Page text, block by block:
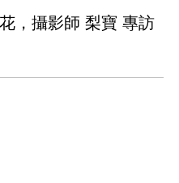
，攝影師 梨寶 專訪